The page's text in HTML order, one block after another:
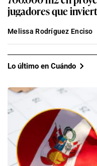
jugadores que
Melissa Rodríguez Enciso
Lo último en Cuándo